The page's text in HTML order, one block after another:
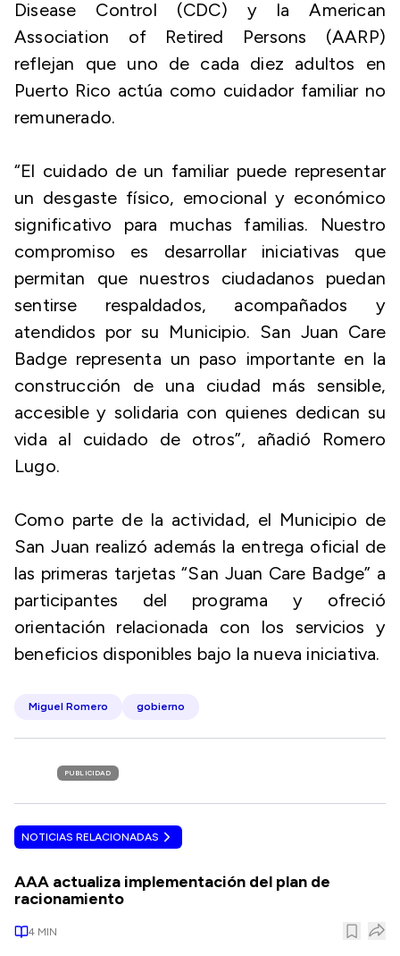
Disease Control (CDC) y la American
Association of Retired Persons (AARP)
reflejan que uno de cada diez adultos en
Puerto Rico actúa como cuidador familiar no
remunerado.
“El cuidado de un familiar puede representar
un desgaste físico, emocional y económico
significativo para muchas familias. Nuestro
compromiso es desarrollar iniciativas que
permitan que nuestros ciudadanos puedan
sentirse respaldados, acompañados y
atendidos por su Municipio. San Juan Care
Badge representa un paso importante en la
construcción de una ciudad más sensible,
accesible y solidaria con quienes dedican su
vida al cuidado de otros”, añadió Romero
Lugo.
Como parte de la actividad, el Municipio de
San Juan realizó además la entrega oficial de
las primeras tarjetas “San Juan Care Badge” a
participantes del programa y ofreció
orientación relacionada con los servicios y
beneficios disponibles bajo la nueva iniciativa.
Miguel Romero gobierno
PUBLICIDAD
NOTICIAS RELACIONADAS
AAA actualiza implementación del plan de
racionamiento
4 MIN